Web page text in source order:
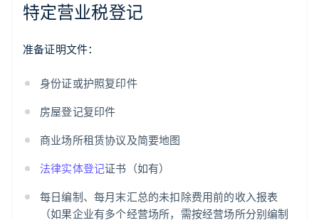
特定营业税登记
准备证明文件：
身份证或护照复印件
房屋登记复印件
商业场所租赁协议及简要地图
法律实体登记证书（如有）
每日编制、每月末汇总的未扣除费用前的收入报表
（如果企业有多个经营场所，需按经营场所分别编制